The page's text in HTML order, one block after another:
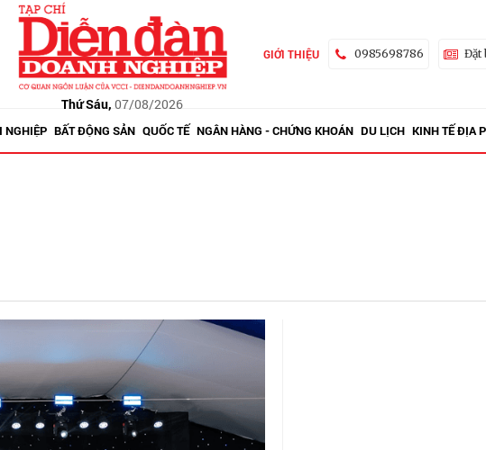
Thứ Sáu, 07/08/2026
GIỚI THIỆU 0985698786 Đặt
NGHIỆP BẤT ĐỘNG SẢN QUỐC TẾ NGÂN HÀNG - CHỨNG KHOÁN DU LỊCH KINH TẾ ĐỊA